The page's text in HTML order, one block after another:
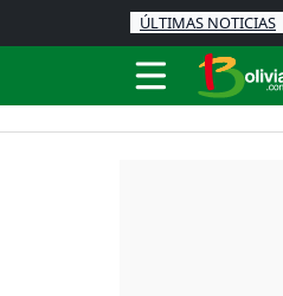
ÚLTIMAS NOTICIAS